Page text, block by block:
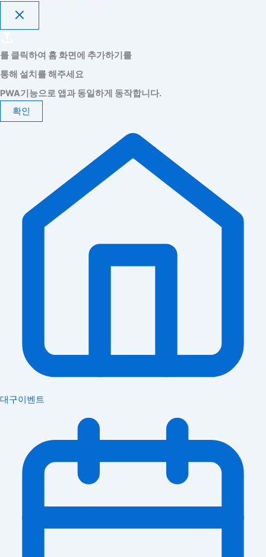
를 클릭하여 홈 화면에 추가하기를
통해 설치를 해주세요
PWA기능으로 앱과 동일하게 동작합니다.
확인
대구이벤트